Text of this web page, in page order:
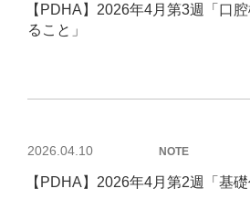
日:【PDHA】2026年4月第3週「口
ること」
投
日:
2026.04.10 NOTE
【PDHA】2026年4月第2週「基